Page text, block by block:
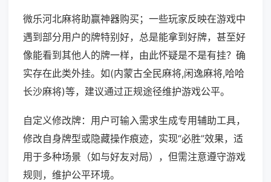
微乐河北麻将助赢神器购买；一些玩家反映在游戏中
遇到部分用户的牌特别好，总是能拿到好牌，甚至好
像能看到其他人的牌一样，由此怀疑是不是有挂？确
实存在此类外挂。如(内蒙古全民麻将,闲逸麻将,哈哈
长沙麻将)等，建议通过正规途径维护游戏公平。
自定义修改牌：用户可输入需求生成专用辅助工具，
修改自身牌型或隐藏操作痕迹，实现“必胜”效果，适
用于多种场景（如与好友对局），但需注意遵守游戏
规则，维护公平环境。